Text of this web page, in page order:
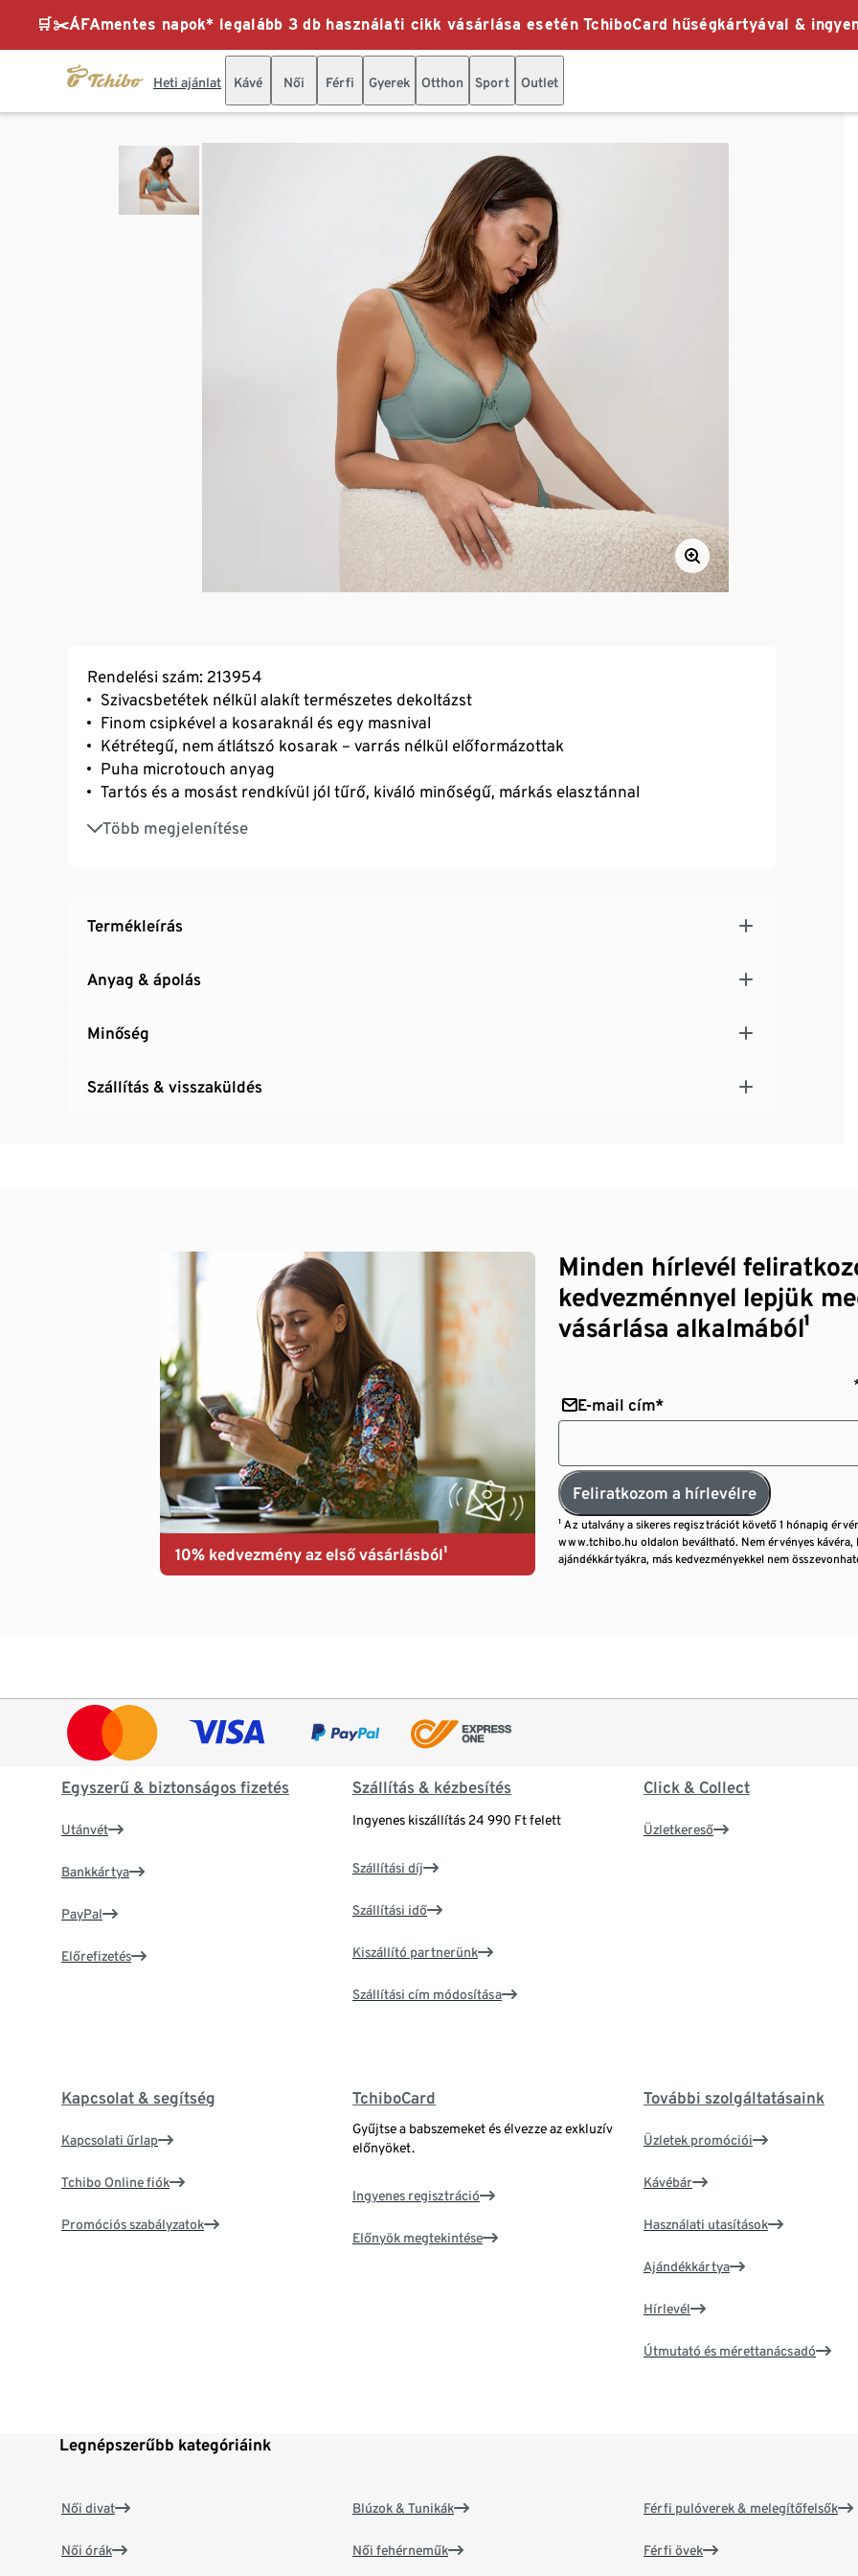
🛒✂️ÁFAmentes napok* legalább 3 db használati cikk vásárlása esetén TchiboCard hűségkártyával &
Heti ajánlat Kávé Női Férfi Gyerek Otthon Sport Outlet
Rendelési szám: 213954
Szivacsbetétek nélkül alakít természetes dekoltázst
Finom csipkével a kosaraknál és egy masnival
Kétrétegű, nem átlátszó kosarak – varrás nélkül előformázottak
Puha microtouch anyag
Tartós és a mosást rendkívül jól tűrő, kiváló minőségű, márkás elasztánnal
Több megjelenítése
Optimálisan illeszkedik: a zárórész szélessége a kosár méretével arányosan nő
Állítható hosszúságú pántok
Termékleírás
Anyag & ápolás
Minőség
Szállítás & visszaküldés
10% kedvezmény az első vásárlásból¹
Minden hírlevél
kedvezménnyel lepjük
vásárlása alkalmából¹
E-mail cím*
Feliratkozom a hírlevélre
¹ Az utalvány a sikeres regisztrációt követő 1 hónapig
www.tchibo.hu oldalon beváltható. Nem érvényes kávéra,
ajándékkártyákra, más kedvezményekkel nem
Egyszerű & biztonságos fizetés
Utánvét
Bankkártya
PayPal
Előrefizetés
Szállítás & kézbesítés
Ingyenes kiszállítás 24 990 Ft felett
Szállítási díj
Szállítási idő
Kiszállító partnerünk
Szállítási cím módosítása
Click & Collect
Üzletkereső
Kapcsolat & segítség
Kapcsolati űrlap
Tchibo Online fiók
Promóciós szabályzatok
TchiboCard
Gyűjtse a babszemeket és élvezze az exkluzív
előnyöket.
Ingyenes regisztráció
Előnyök megtekintése
További szolgáltatásaink
Üzletek promóciói
Kávébár
Használati utasítások
Ajándékkártya
Hírlevél
Útmutató és mérettanácsadó
Legnépszerűbb kategóriáink
Női divat
Női órák
Blúzok & Tunikák
Női fehérneműk
Férfi pulóverek & melegítőfelsők
Férfi övek